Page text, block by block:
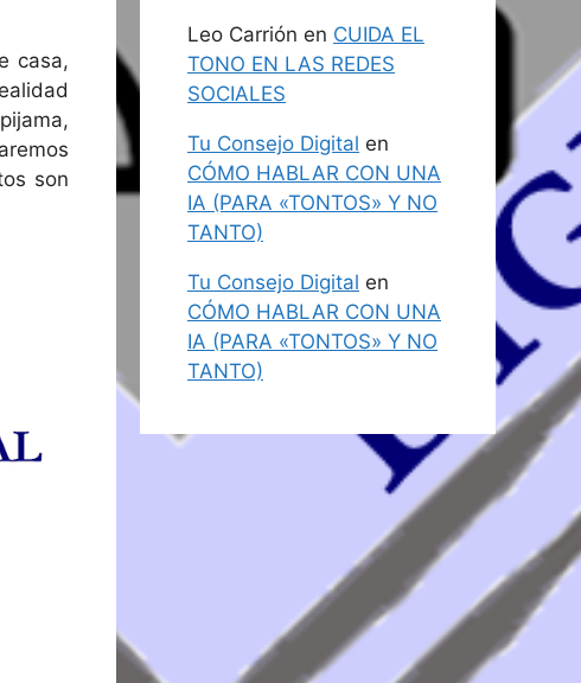
casa,
son
Leo Carrión en CUIDA EL
TONO EN LAS REDES
SOCIALES
Tu Consejo Digital en
CÓMO HABLAR CON UNA
IA (PARA «TONTOS» Y NO
TANTO)
Tu Consejo Digital en
CÓMO HABLAR CON UNA
IA (PARA «TONTOS» Y NO
TANTO)